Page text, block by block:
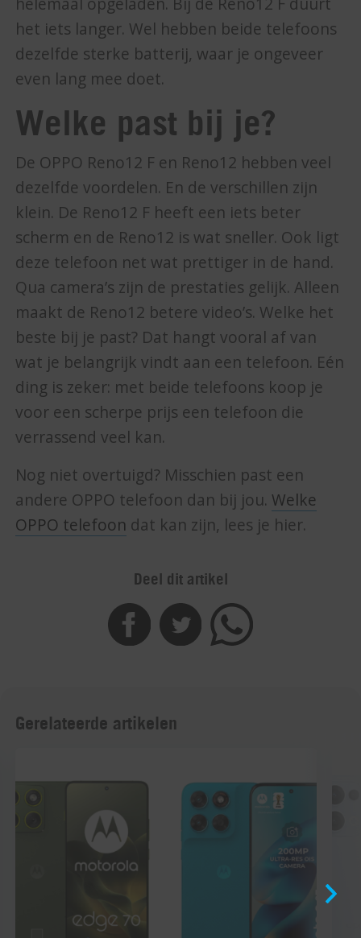
helemaal opgeladen. Bij de Reno12 F duurt
het iets langer. Wel hebben beide telefoons
dezelfde sterke batterij, waar je ongeveer
even lang mee doet.
Welke past bij je?
De OPPO Reno12 F en Reno12 hebben veel
dezelfde voordelen. En de verschillen zijn
klein. De Reno12 F heeft een iets beter
scherm en de Reno12 is wat sneller. Ook ligt
deze telefoon net wat prettiger in de hand.
Qua camera’s zijn de prestaties gelijk. Alleen
maakt de Reno12 betere video’s. Welke het
beste bij je past? Dat hangt vooral af van
wat je belangrijk vindt aan een telefoon. Eén
ding is zeker: met beide telefoons koop je
voor een scherpe prijs een telefoon die
verrassend veel kan.
Nog niet overtuigd? Misschien past een
andere OPPO telefoon dan bij jou. Welke
OPPO telefoon dat kan zijn, lees je hier.
Deel dit artikel
Gerelateerde artikelen